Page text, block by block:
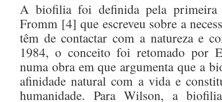
A biofilia foi definida pela
Fromm [4] que escreveu sobre a
têm de contactar com a natureza e
1984, o conceito foi retomado por
numa obra em que argumenta que a
afinidade natural com a vida e
humanidade. Para Wilson, a